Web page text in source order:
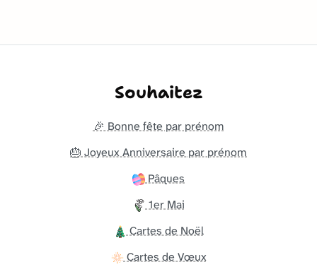
Souhaitez
🎉 Bonne fête par prénom
🎂 Joyeux Anniversaire par prénom
Pâques
1er Mai
Cartes de Noël
Cartes de Vœux